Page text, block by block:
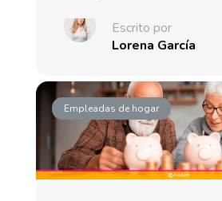
Escrito por
Lorena García
Empleadas de hogar